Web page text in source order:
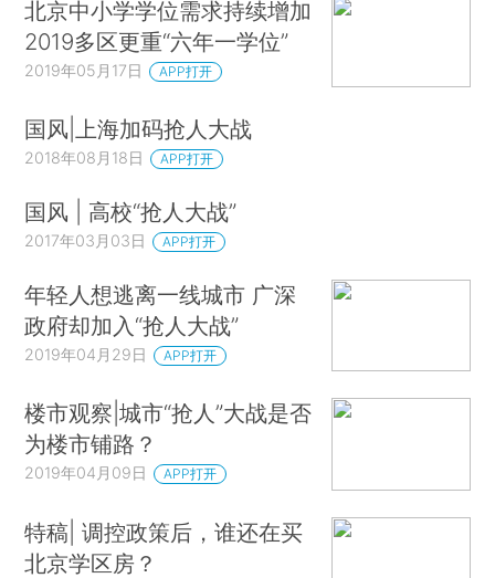
北京中小学学位需求持续增加
2019多区更重“六年一学位”
2019年05月17日 APP打开
国风|上海加码抢人大战
2018年08月18日 APP打开
国风 | 高校“抢人大战”
2017年03月03日 APP打开
年轻人想逃离一线城市 广深
政府却加入“抢人大战”
2019年04月29日 APP打开
楼市观察|城市“抢人”大战是否
为楼市铺路？
2019年04月09日 APP打开
特稿| 调控政策后，谁还在买
北京学区房？